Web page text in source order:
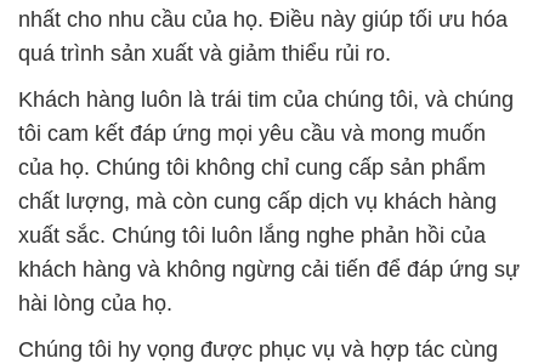
nhất cho nhu cầu của họ. Điều này giúp tối ưu hóa
quá trình sản xuất và giảm thiểu rủi ro.
Khách hàng luôn là trái tim của chúng tôi, và chúng
tôi cam kết đáp ứng mọi yêu cầu và mong muốn
của họ. Chúng tôi không chỉ cung cấp sản phẩm
chất lượng, mà còn cung cấp dịch vụ khách hàng
xuất sắc. Chúng tôi luôn lắng nghe phản hồi của
khách hàng và không ngừng cải tiến để đáp ứng sự
hài lòng của họ.
Chúng tôi hy vọng được phục vụ và hợp tác cùng